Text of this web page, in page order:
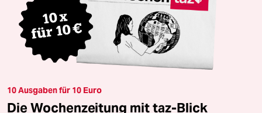
10 Ausgaben für 10 Euro
Die Wochenzeitung mit taz-Blick